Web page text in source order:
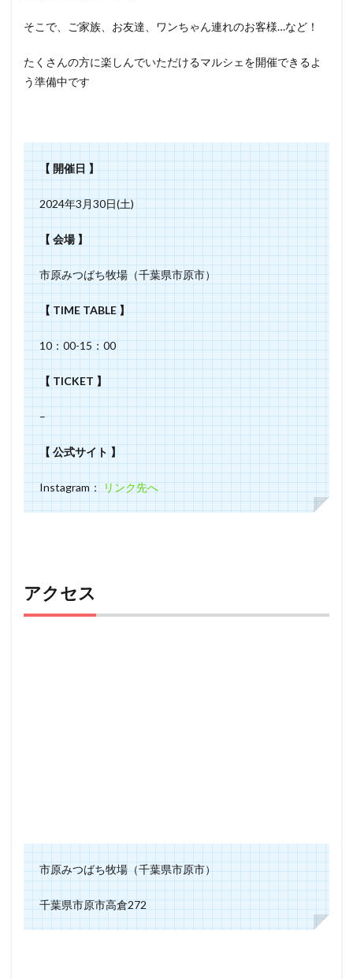
そこで、ご家族、お友達、ワンちゃん連れのお客様…など！
たくさんの方に楽しんでいただけるマルシェを開催できるよ
う準備中です
【 開催日 】
2024年3月30日(土)
【 会場 】
市原みつばち牧場（千葉県市原市）
【 TIME TABLE 】
10：00-15：00
【 TICKET 】
–
【 公式サイト 】
Instagram：リンク先へ
アクセス
市原みつばち牧場（千葉県市原市）
千葉県市原市高倉272